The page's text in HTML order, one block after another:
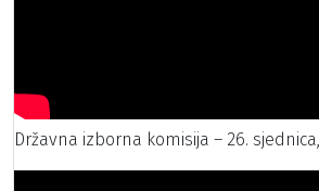
Državna izborna komisija – 26. sjednica,